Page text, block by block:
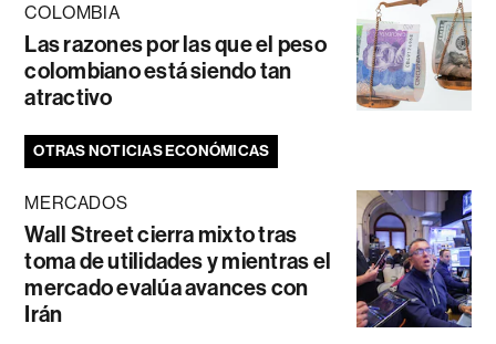
COLOMBIA
Las razones por las que el peso
colombiano está siendo tan
atractivo
OTRAS NOTICIAS ECONÓMICAS
MERCADOS
Wall Street cierra mixto tras
toma de utilidades y mientras el
mercado evalúa avances con
Irán